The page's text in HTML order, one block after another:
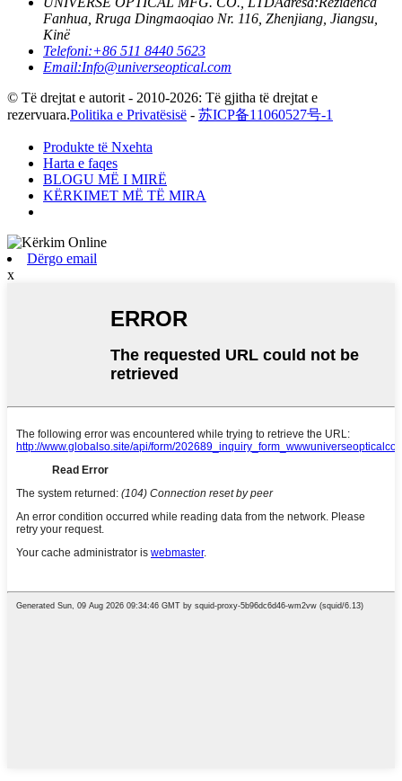
Fanhua, Rruga Dingmaoqiao Nr. 116, Zhenjiang, Jiangsu,
Kinë
Telefoni:+86 511 8440 5623
Email:Info@universeoptical.com
© Të drejtat e autorit - 2010-2026: Të gjitha të drejtat e
rezervuara.Politika e Privatësisë - 苏ICP备11060527号-1
Produkte të Nxehta
Harta e faqes
BLOGU MË I MIRË
KËRKIMET MË TË MIRA
Dërgo email
x